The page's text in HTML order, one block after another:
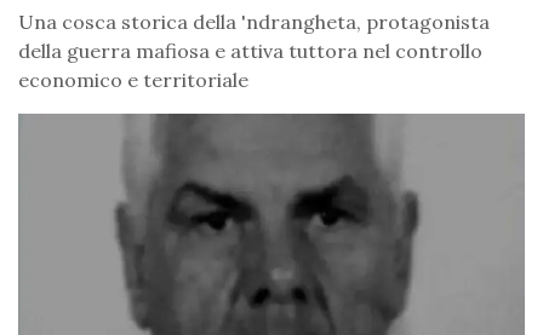
Una cosca storica della 'ndrangheta, protagonista
della guerra mafiosa e attiva tuttora nel controllo
economico e territoriale